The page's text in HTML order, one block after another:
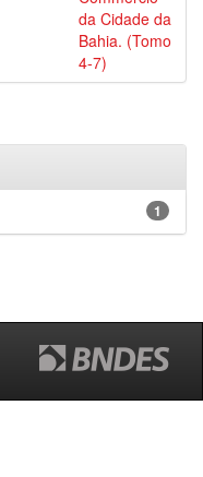
da Cidade da
Bahia. (Tomo
4-7)
1